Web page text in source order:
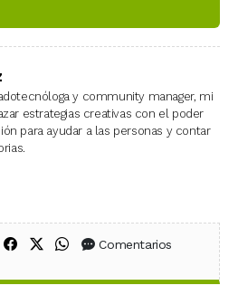
y community manager, mi
estrategias creativas con el poder
para ayudar a las personas y contar
Compartir en Facebook
Compartir en X (Twitter)
Compartir en WhatsApp
Comentarios